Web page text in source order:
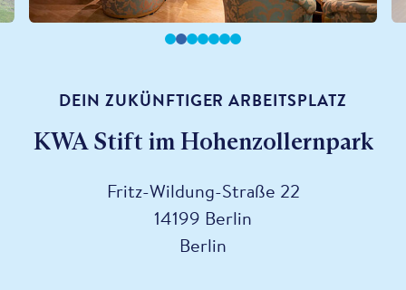
DEIN ZUKÜNFTIGER ARBEITSPLATZ
KWA Stift im Hohenzollernpark
Fritz-Wildung-Straße 22
14199 Berlin
Berlin